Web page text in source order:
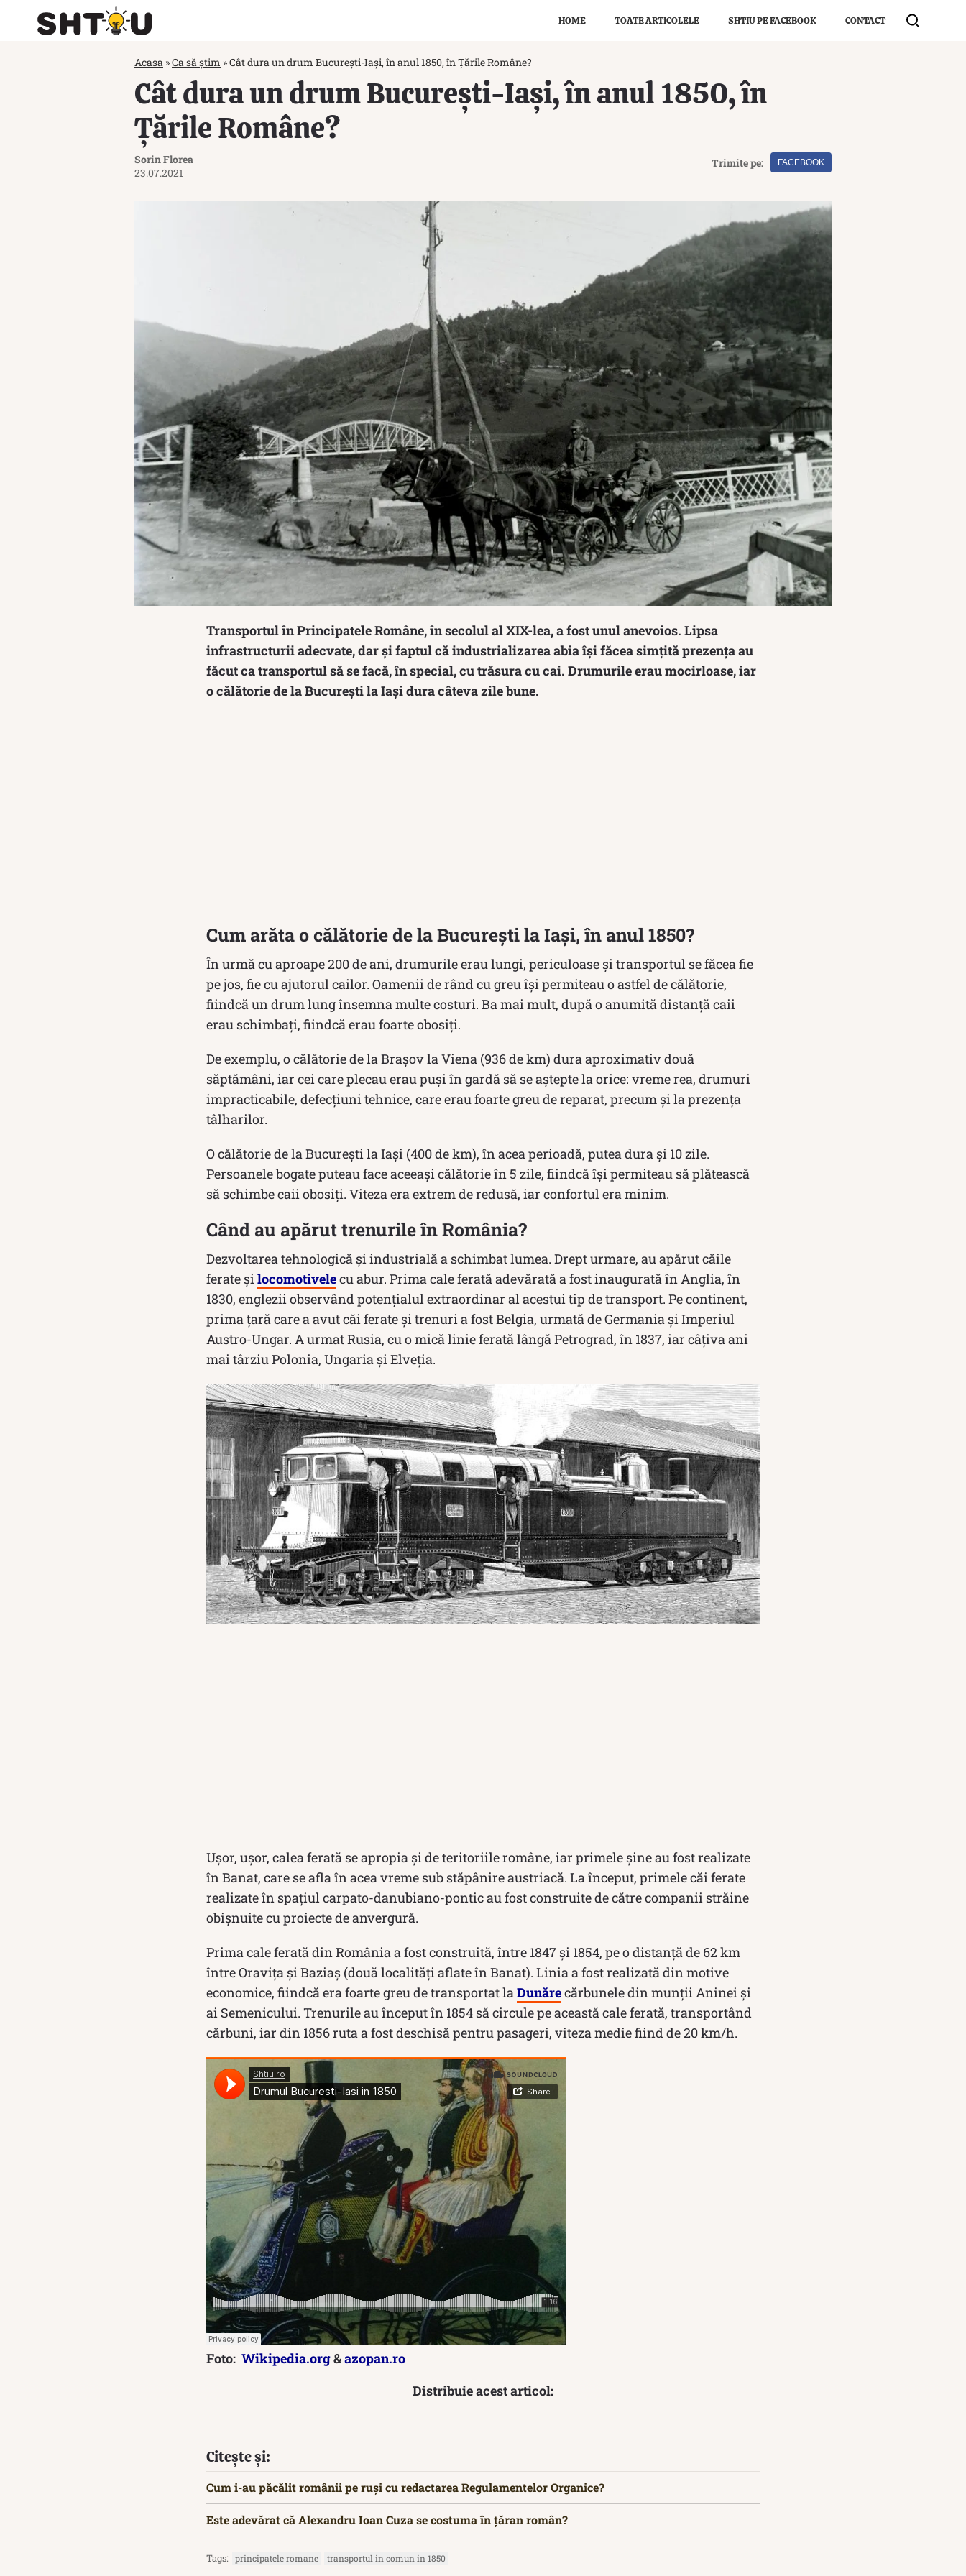
HOME TOATE ARTICOLELE SHTIU PE FACEBOOK CONTACT
Acasa »Ca să știm »Cât dura un drum București-Iași, în anul 1850, în Țările Române?
Cât dura un drum București-Iași, în anul 1850, în
Țările Române?
Sorin Florea
23.07.2021
Trimite pe: FACEBOOK
Transportul în Principatele Române, în secolul al XIX-lea, a fost unul anevoios. Lipsa
infrastructurii adecvate, dar și faptul că industrializarea abia își făcea simțită prezența au
făcut ca transportul să se facă, în special, cu trăsura cu cai. Drumurile erau mocirloase, iar
o călătorie de la București la Iași dura câteva zile bune.
Cum arăta o călătorie de la București la Iași, în anul 1850?
În urmă cu aproape 200 de ani, drumurile erau lungi, periculoase și transportul se făcea fie
pe jos, fie cu ajutorul cailor. Oamenii de rând cu greu își permiteau o astfel de călătorie,
fiindcă un drum lung însemna multe costuri. Ba mai mult, după o anumită distanță caii
erau schimbați, fiindcă erau foarte obosiți.
De exemplu, o călătorie de la Brașov la Viena (936 de km) dura aproximativ două
săptămâni, iar cei care plecau erau puși în gardă să se aștepte la orice: vreme rea, drumuri
impracticabile, defecțiuni tehnice, care erau foarte greu de reparat, precum și la prezența
tâlharilor.
O călătorie de la București la Iași (400 de km), în acea perioadă, putea dura și 10 zile.
Persoanele bogate puteau face aceeași călătorie în 5 zile, fiindcă își permiteau să plătească
să schimbe caii obosiți. Viteza era extrem de redusă, iar confortul era minim.
Când au apărut trenurile în România?
Dezvoltarea tehnologică și industrială a schimbat lumea. Drept urmare, au apărut căile
ferate și locomotivelecu abur. Prima cale ferată adevărată a fost inaugurată în Anglia, în
1830, englezii observând potențialul extraordinar al acestui tip de transport. Pe continent,
prima țară care a avut căi ferate și trenuri a fost Belgia, urmată de Germania și Imperiul
Austro-Ungar. A urmat Rusia, cu o mică linie ferată lângă Petrograd, în 1837, iar câțiva ani
mai târziu Polonia, Ungaria și Elveția.
Ușor, ușor, calea ferată se apropia și de teritoriile române, iar primele șine au fost realizate
în Banat, care se afla în acea vreme sub stăpânire austriacă. La început, primele căi ferate
realizate în spațiul carpato-danubiano-pontic au fost construite de către companii străine
obișnuite cu proiecte de anvergură.
Prima cale ferată din România a fost construită, între 1847 și 1854, pe o distanță de 62 km
între Oravița și Baziaș (două localități aflate în Banat). Linia a fost realizată din motive
economice, fiindcă era foarte greu de transportat laDunărecărbunele din munții Aninei și
ai Semenicului. Trenurile au început în 1854 să circule pe această cale ferată, transportând
cărbuni, iar din 1856 ruta a fost deschisă pentru pasageri, viteza medie fiind de 20 km/h.
Foto: Wikipedia.org&azopan.ro
Distribuie acest articol:
Citește și:
Cum i-au păcălit românii pe ruşi cu redactarea Regulamentelor Organice?
Este adevărat că Alexandru Ioan Cuza se costuma în țăran român?
Tags: principatele romane transportul in comun in 1850